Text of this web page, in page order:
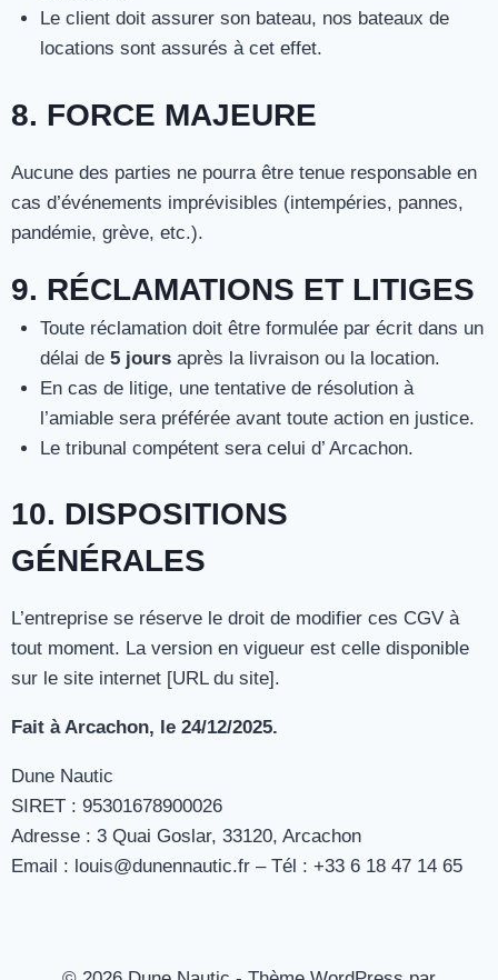
Le client doit assurer son bateau, nos bateaux de
locations sont assurés à cet effet.
8. FORCE MAJEURE
Aucune des parties ne pourra être tenue responsable en
cas d’événements imprévisibles (intempéries, pannes,
pandémie, grève, etc.).
9. RÉCLAMATIONS ET LITIGES
Toute réclamation doit être formulée par écrit dans un
délai de 5 joursaprès la livraison ou la location.
En cas de litige, une tentative de résolution à
l’amiable sera préférée avant toute action en justice.
Le tribunal compétent sera celui d’ Arcachon.
10. DISPOSITIONS
GÉNÉRALES
L’entreprise se réserve le droit de modifier ces CGV à
tout moment. La version en vigueur est celle disponible
sur le site internet [URL du site].
Fait à Arcachon, le 24/12/2025.
Dune Nautic
SIRET : 95301678900026
Adresse : 3 Quai Goslar, 33120, Arcachon
Email : louis@dunennautic.fr – Tél : +33 6 18 47 14 65